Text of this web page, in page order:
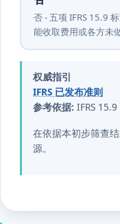
否 - 五项 IFRS 15.9
能收取费用或各方未
权威指引
IFRS 已发布准则
参考依据: IFRS 15.9
在依据本初步筛查
源。